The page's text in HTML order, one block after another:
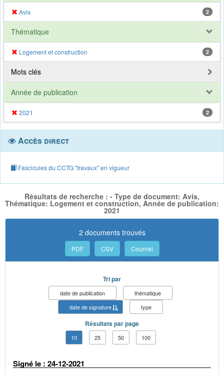
Avis 2
Thématique
Logement et construction 2
Mots clés
Année de publication
2021 2
Accès direct
Fascicules du CCTG "travaux" en vigueur
Résultats de recherche : - Type de document: Avis,
Thématique: Logement et construction, Année de publication:
2021
2 documents trouvés
PDF CSV Courriel
Tri par
date de publication
thématique
date de signature
type
Résultats par page
10 25 50 100
Signé le : 24-12-2021